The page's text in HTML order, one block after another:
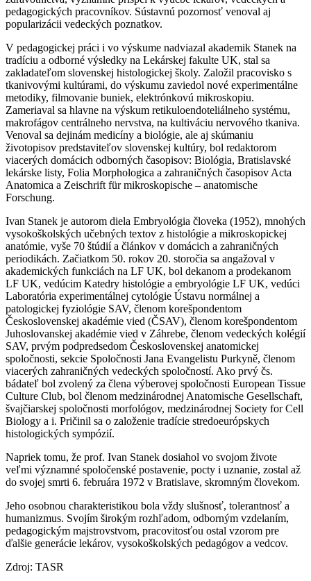
pedagogických pracovníkov. Sústavnú pozornosť venoval aj
popularizácii vedeckých poznatkov.
V pedagogickej práci i vo výskume nadviazal akademik Stanek na
tradíciu a odborné výsledky na Lekárskej fakulte UK, stal sa
zakladateľom slovenskej histologickej školy. Založil pracovisko s
tkanivovými kultúrami, do výskumu zaviedol nové experimentálne
metodiky, filmovanie buniek, elektrónkovú mikroskopiu.
Zameriaval sa hlavne na výskum retikuloendoteliálneho systému,
makrofágov centrálneho nervstva, na kultiváciu nervového tkaniva.
Venoval sa dejinám medicíny a biológie, ale aj skúmaniu
životopisov predstaviteľov slovenskej kultúry, bol redaktorom
viacerých domácich odborných časopisov: Biológia, Bratislavské
lekárske listy, Folia Morphologica a zahraničných časopisov Acta
Anatomica a Zeischrift für mikroskopische – anatomische
Forschung.
Ivan Stanek je autorom diela Embryológia človeka (1952), mnohých
vysokoškolských učebných textov z histológie a mikroskopickej
anatómie, vyše 70 štúdií a článkov v domácich a zahraničných
periodikách. Začiatkom 50. rokov 20. storočia sa angažoval v
akademických funkciách na LF UK, bol dekanom a prodekanom
LF UK, vedúcim Katedry histológie a embryológie LF UK, vedúci
Laboratória experimentálnej cytológie Ústavu normálnej a
patologickej fyziológie SAV, členom korešpondentom
Československej akadémie vied (ČSAV), členom korešpondentom
Juhoslovanskej akadémie vied v Záhrebe, členom vedeckých kolégií
SAV, prvým podpredsedom Československej anatomickej
spoločnosti, sekcie Spoločnosti Jana Evangelistu Purkyně, členom
viacerých zahraničných vedeckých spoločností. Ako prvý čs.
bádateľ bol zvolený za člena výberovej spoločnosti European Tissue
Culture Club, bol členom medzinárodnej Anatomische Gesellschaft,
švajčiarskej spoločnosti morfológov, medzinárodnej Society for Cell
Biology a i. Pričinil sa o založenie tradície stredoeurópskych
histologických sympózií.
Napriek tomu, že prof. Ivan Stanek dosiahol vo svojom živote
veľmi významné spoločenské postavenie, pocty i uznanie, zostal až
do svojej smrti 6. februára 1972 v Bratislave, skromným človekom.
Jeho osobnou charakteristikou bola vždy slušnosť, tolerantnosť a
humanizmus. Svojím širokým rozhľadom, odborným vzdelaním,
pedagogickým majstrovstvom, pracovitosťou ostal vzorom pre
ďalšie generácie lekárov, vysokoškolských pedagógov a vedcov.
Zdroj: TASR